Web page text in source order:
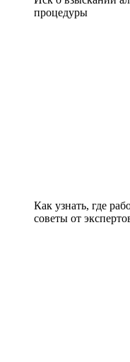
процедуры
Как узнать, где
советы от